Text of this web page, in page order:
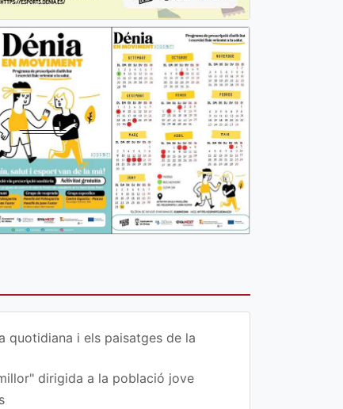
quotidiana i els paisatges de la
dirigida a la població jove